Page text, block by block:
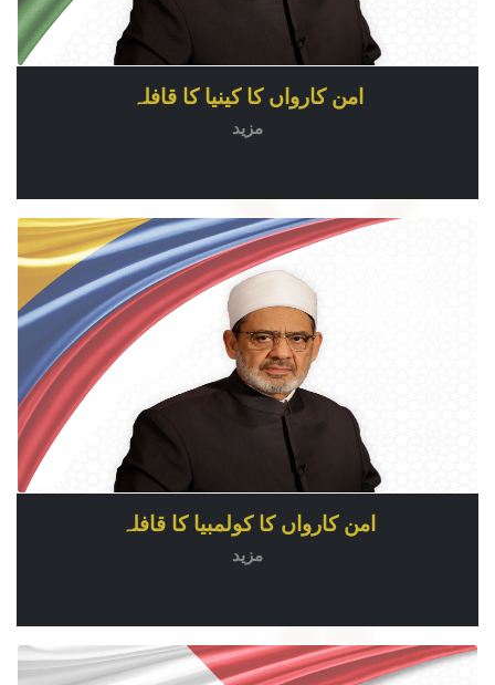
امن کارواں کا کینیا کا قافلہ
مزید
امن کارواں کا کولمبیا کا قافلہ
مزید